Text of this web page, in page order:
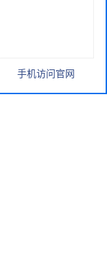
手机访问官网